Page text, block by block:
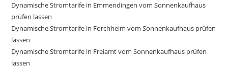
Dynamische Stromtarife in Emmendingen vom Sonnenkaufhaus
prüfen lassen
Dynamische Stromtarife in Forchheim vom Sonnenkaufhaus prüfen
lassen
Dynamische Stromtarife in Freiamt vom Sonnenkaufhaus prüfen
lassen